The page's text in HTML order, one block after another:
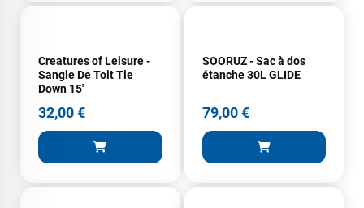
Creatures of Leisure -
Sangle De Toit Tie
Down 15'
32,00 €
SOORUZ - Sac à dos
étanche 30L GLIDE
79,00 €